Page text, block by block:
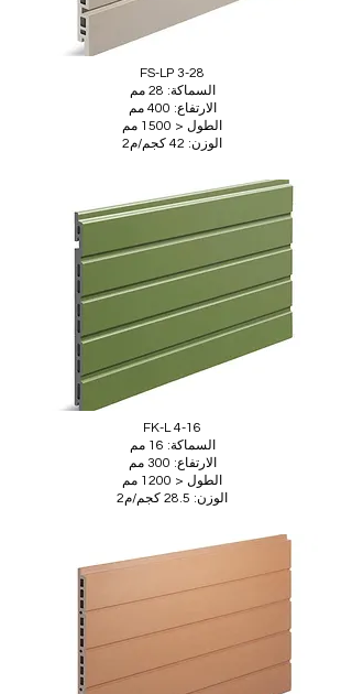
FS-LP 3-28
السماكة: 28 مم
الارتفاع: 400 مم
الطول < 1500 مم
الوزن: 42 كجم/م2
FK-L 4-16
السماكة: 16 مم
الارتفاع: 300 مم
الطول < 1200 مم
الوزن: 28.5 كجم/م2